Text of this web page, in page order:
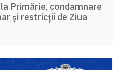
Primărie, condamnare
și restricții de Ziua